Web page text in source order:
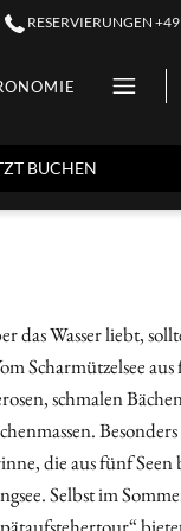
RESERVIERUNGEN
Menu
BUCHEN
Wasser liebt,
Scharmützelsee
schmalen
die aus fünf
Selbst im